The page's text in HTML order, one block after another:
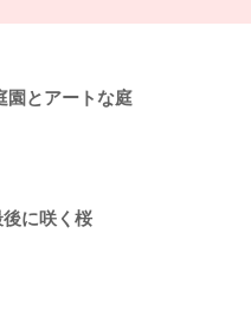
園とアートな庭
に咲く桜